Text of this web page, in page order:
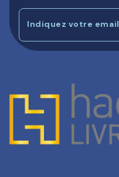
Indiquez votre email